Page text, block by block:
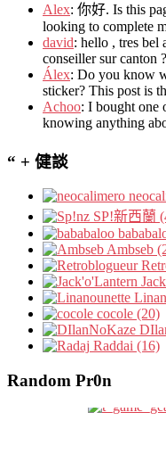
Alex: 你好. Is this
looking to complete
david: hello , tres bel
conseiller sur canton ?
Álex: Do you know
sticker? This post is
Achoo: I bought one
knowing anything
“ + 健談
SP!新西蘭
Ambseb
cocole (20)
Raddai (16)
Random Pr0n